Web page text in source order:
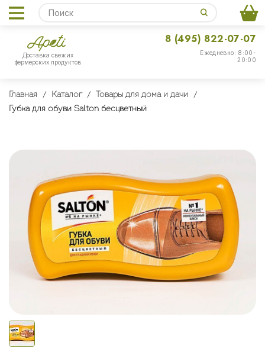
Доставка свежих
фермерских продуктов
Ежедневно: 8:00-
20:00
8 (495) 822-07-07
Главная Каталог
Товары для дома и дачи
Губка для обуви Salton бесцветный